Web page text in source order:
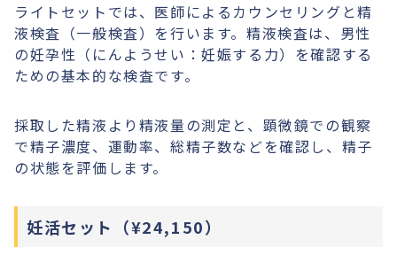
ライトセットでは、医師によるカウンセリングと精
液検査（一般検査）を行います。精液検査は、男性
の妊孕性（にんようせい：妊娠する力）を確認する
ための基本的な検査です。
採取した精液より精液量の測定と、顕微鏡での観察
で精子濃度、運動率、総精子数などを確認し、精子
の状態を評価します。
妊活セット（¥24,150）